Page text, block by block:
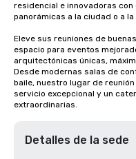
residencial e innovadoras
panorámicas a la ciudad o a la
Eleve sus reuniones de
espacio para eventos
arquitectónicas únicas,
Desde modernas salas de
baile, nuestro lugar de
servicio excepcional y un
extraordinarias.
Detalles de la sede